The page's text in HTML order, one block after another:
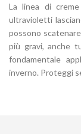
La linea di
ultravioletti
possono
più gravi, anche
fondamentale
inverno. Proteggi